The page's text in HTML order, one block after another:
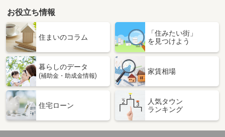
お役立ち情報
住まいのコラム
「住みたい街」
を見つけよう
暮らしのデータ
(補助金・助成金情報)
家賃相場
住宅ローン
人気タウン
ランキング